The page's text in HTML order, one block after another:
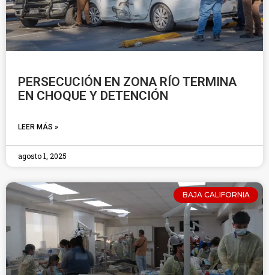
PERSECUCIÓN EN ZONA RÍO TERMINA
EN CHOQUE Y DETENCIÓN
LEER MÁS »
agosto 1, 2025
BAJA CALIFORNIA